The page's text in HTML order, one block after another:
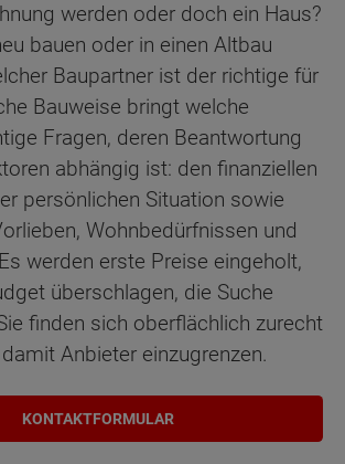
werden oder doch ein Haus?
bauen oder in einen Altbau
Baupartner ist der richtige für
Bauweise bringt welche
Fragen, deren Beantwortung
abhängig ist: den finanziellen
persönlichen Situation sowie
Wohnbedürfnissen und
werden erste Preise eingeholt,
überschlagen, die Suche
finden sich oberflächlich zurecht
Anbieter einzugrenzen.
KONTAKTFORMULAR